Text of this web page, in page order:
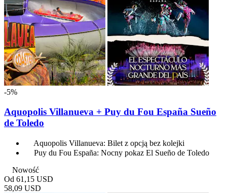
-5%
Aquopolis Villanueva + Puy du Fou España Sueño
de Toledo
Aquopolis Villanueva: Bilet z opcją bez kolejki
Puy du Fou España: Nocny pokaz El Sueño de Toledo
Nowość
Od 61,15 USD
58,09 USD